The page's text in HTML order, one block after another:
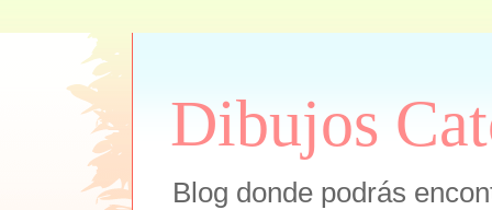
Dibujos
Blog donde podrás